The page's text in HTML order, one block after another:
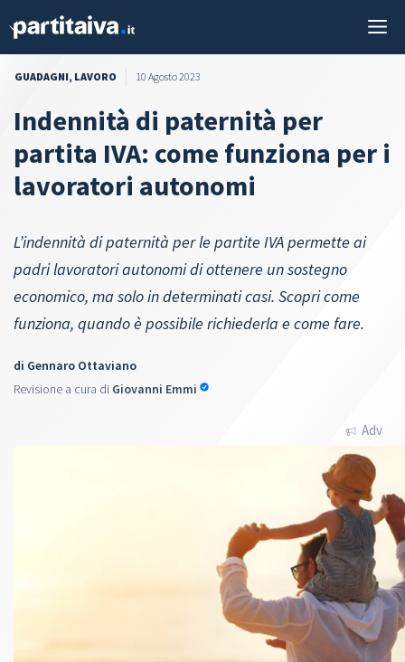
GUADAGNI, LAVORO 10 Agosto 2023
Indennità di paternità per
partita IVA: come funziona per i
lavoratori autonomi
L’indennità di paternità per le partite IVA permette ai
padri lavoratori autonomi di ottenere un sostegno
economico, ma solo in determinati casi. Scopri come
funziona, quando è possibile richiederla e come fare.
di Gennaro Ottaviano
Revisione a cura di Giovanni Emmi
Adv